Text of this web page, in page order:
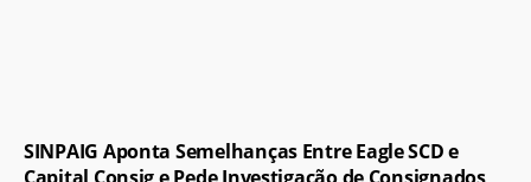
SINPAIG Aponta Semelhanças Entre Eagle SCD e